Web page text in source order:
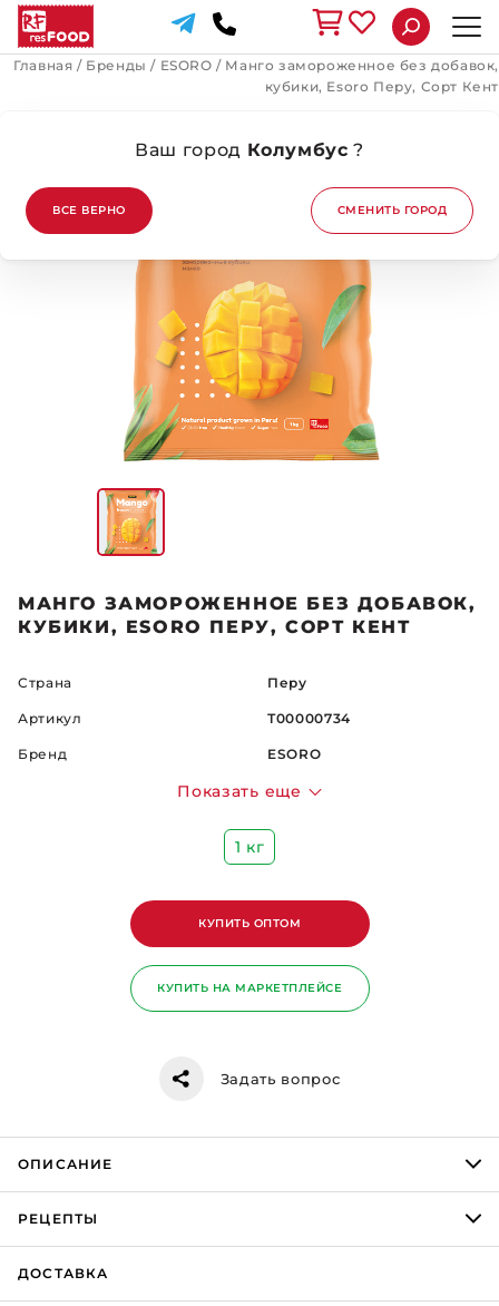
Ваш город Колумбус ?
ВСЕ ВЕРНО СМЕНИТЬ ГОРОД
Главная / Бренды / ESORO /Манго замороженное без добавок,
кубики, Esoro Перу, Сорт Кент
МАНГО ЗАМОРОЖЕННОЕ БЕЗ ДОБАВОК,
КУБИКИ, ESORO ПЕРУ, СОРТ КЕНТ
Страна Перу
Артикул Т00000734
Бренд ESORO
Показать еще
1 кг
КУПИТЬ ОПТОМ
КУПИТЬ НА МАРКЕТПЛЕЙСЕ
Задать вопрос
ОПИСАНИЕ
РЕЦЕПТЫ
ДОСТАВКА